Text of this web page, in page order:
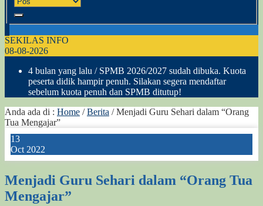
SEKILAS INFO
08-08-2026
4 bulan yang lalu / SPMB 2026/2027 sudah dibuka. Kuota
peserta didik hampir penuh. Silakan segera mendaftar
sebelum kuota penuh dan SPMB ditutup!
Anda ada di : Home /Berita /Menjadi Guru Sehari dalam “Orang
Tua Mengajar”
13
Oct 2022
Menjadi Guru Sehari dalam “Orang Tua
Mengajar”